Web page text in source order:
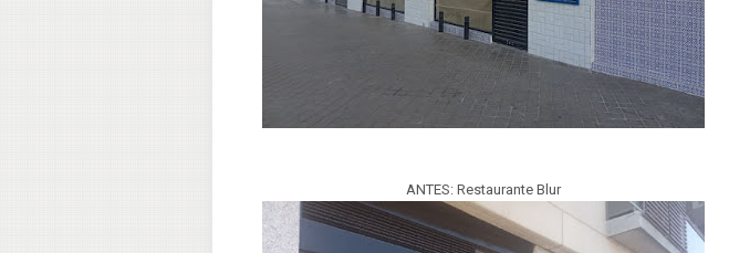
ANTES: Restaurante Blur